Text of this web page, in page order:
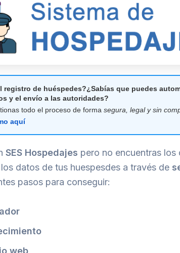
registro de huéspedes?¿Sabías que puedes
y el envío a las autoridades?
todo el proceso de forma segura, legal y sin
aquí
SES Hospedajes pero no encuentras los
datos de tus huespesdes a través de
pasos para conseguir:
web